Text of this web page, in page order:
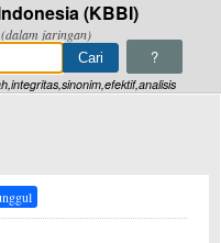
(KBBI)
jaringan)
?